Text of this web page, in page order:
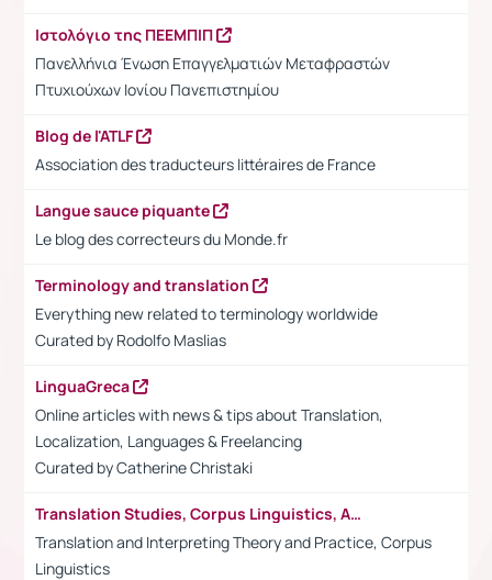
Ιστολόγιο της ΠΕΕΜΠΙΠ
Πανελλήνια Ένωση Επαγγελματιών Μεταφραστών
Πτυχιούχων Ιονίου Πανεπιστημίου
Blog de l'ATLF
Association des traducteurs littéraires de France
Langue sauce piquante
Le blog des correcteurs du Monde.fr
Terminology and translation
Everything new related to terminology worldwide
Curated by Rodolfo Maslias
LinguaGreca
Online articles with news & tips about Translation,
Localization, Languages & Freelancing
Curated byCatherine Christaki
Translation Studies, Corpus Linguistics, Academia
Translation and Interpreting Theory and Practice, Corpus
Linguistics